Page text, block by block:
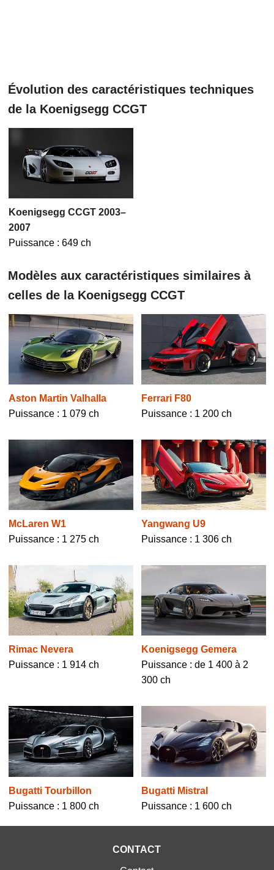
Évolution des caractéristiques techniques
de la Koenigsegg CCGT
Koenigsegg CCGT 2003–
2007
Puissance : 649 ch
Modèles aux caractéristiques similaires à
celles de la Koenigsegg CCGT
Aston Martin Valhalla
Puissance : 1 079 ch
Ferrari F80
Puissance : 1 200 ch
McLaren W1
Puissance : 1 275 ch
Yangwang U9
Puissance : 1 306 ch
Rimac Nevera
Puissance : 1 914 ch
Koenigsegg Gemera
Puissance : de 1 400 à 2
300 ch
Bugatti Tourbillon
Puissance : 1 800 ch
Bugatti Mistral
Puissance : 1 600 ch
CONTACT